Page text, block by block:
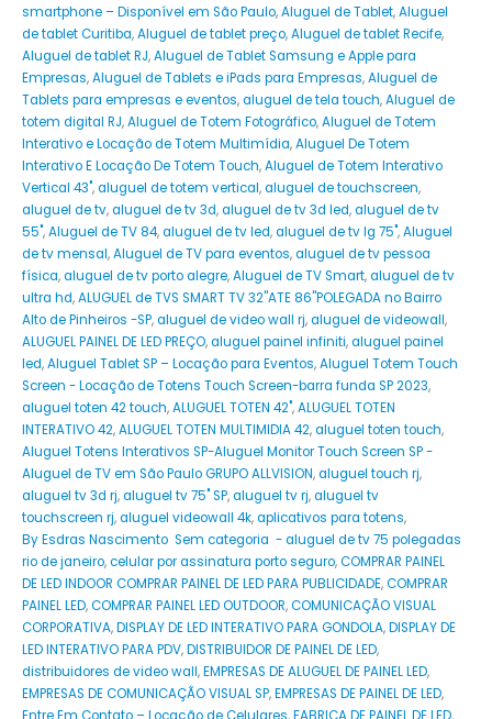
smartphone – Disponível em São Paulo,Aluguel de Tablet,Aluguel
de tablet Curitiba,Aluguel de tablet preço,Aluguel de tablet Recife,
Aluguel de tablet RJ,Aluguel de Tablet Samsung e Apple para
Empresas,Aluguel de Tablets e iPads para Empresas,Aluguel de
Tablets para empresas e eventos,aluguel de tela touch,Aluguel de
totem digital RJ,Aluguel de Totem Fotográfico,Aluguel de Totem
Interativo e Locação de Totem Multimídia,Aluguel De Totem
Interativo E Locação De Totem Touch,Aluguel de Totem Interativo
Vertical 43",aluguel de totem vertical,aluguel de touchscreen,
aluguel de tv,aluguel de tv 3d,aluguel de tv 3d led,aluguel de tv
55",Aluguel de TV 84,aluguel de tv led,aluguel de tv lg 75",Aluguel
de tv mensal,Aluguel de TV para eventos,aluguel de tv pessoa
física,aluguel de tv porto alegre,Aluguel de TV Smart,aluguel de tv
ultra hd,ALUGUEL de TVS SMART TV 32''ATE 86''POLEGADA no Bairro‎
Alto de Pinheiros‎ -SP,aluguel de video wall rj,aluguel de videowall,
ALUGUEL PAINEL DE LED PREÇO,aluguel painel infiniti,aluguel painel
led,Aluguel Tablet SP – Locação para Eventos,Aluguel Totem Touch
Screen - Locação de Totens Touch Screen-barra funda SP 2023,
aluguel toten 42 touch,ALUGUEL TOTEN 42",ALUGUEL TOTEN
INTERATIVO 42,ALUGUEL TOTEN MULTIMIDIA 42,aluguel toten touch,
Aluguel Totens Interativos SP-Aluguel Monitor Touch Screen SP -
Aluguel de TV em São Paulo GRUPO ALLVISION,aluguel touch rj,
aluguel tv 3d rj,aluguel tv 75" SP,aluguel tv rj,aluguel tv
touchscreen rj,aluguel videowall 4k,aplicativos para totens,
By Esdras Nascimento Sem categoria - aluguel de tv 75 polegadas
rio de janeiro,celular por assinatura porto seguro,COMPRAR PAINEL
DE LED INDOOR COMPRAR PAINEL DE LED PARA PUBLICIDADE,COMPRAR
PAINEL LED,COMPRAR PAINEL LED OUTDOOR,COMUNICAÇÃO VISUAL
CORPORATIVA,DISPLAY DE LED INTERATIVO PARA GONDOLA,DISPLAY DE
LED INTERATIVO PARA PDV,DISTRIBUIDOR DE PAINEL DE LED,
distribuidores de video wall,EMPRESAS DE ALUGUEL DE PAINEL LED,
EMPRESAS DE COMUNICAÇÃO VISUAL SP,EMPRESAS DE PAINEL DE LED,